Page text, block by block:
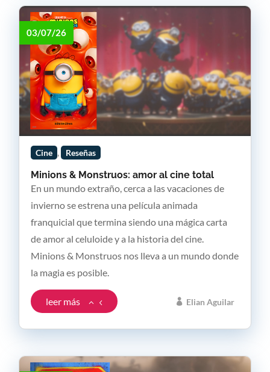
Minions & Monstruos: amor al cine total
Elian Aguilar
03/07/26
Cine , Reseñas
En un mundo extraño, cerca a las vacaciones de
invierno se estrena una película animada
franquicial que termina siendo una mágica carta
de amor al celuloide y a la historia del cine.
Minions & Monstruos nos lleva a un mundo donde
la magia es posible.
leer más